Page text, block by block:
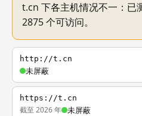
t.cn 下各主机情况不一：已
2875 个可访问。
http://t.cn
未屏蔽
https://t.cn
截至 2026 年 未屏蔽